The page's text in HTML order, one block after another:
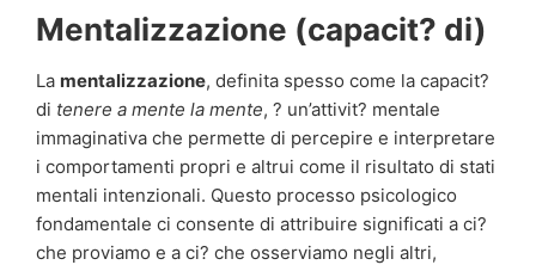
Mentalizzazione (capacit? di)
La mentalizzazione, definita spesso come la capacit?
di tenere a mente la mente, ? un’attivit? mentale
immaginativa che permette di percepire e interpretare
i comportamenti propri e altrui come il risultato di stati
mentali intenzionali. Questo processo psicologico
fondamentale ci consente di attribuire significati a ci?
che proviamo e a ci? che osserviamo negli altri,